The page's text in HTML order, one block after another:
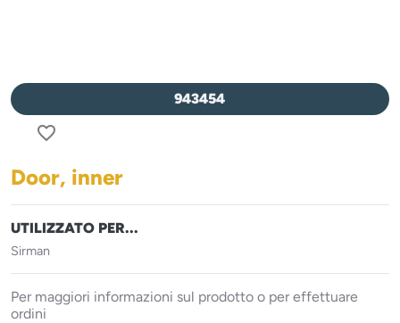
943454
favorite_border
Door, inner
UTILIZZATO PER...
Sirman
Per maggiori informazioni sul prodotto o per effettuare
ordini